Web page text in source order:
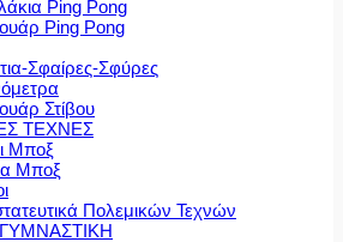
Ping Pong
Ping Pong
Σφαίρες-Σφύρες
Στίβου
ΤΕΧΝΕΣ
Μποξ
Μποξ
Πολεμικών Τεχνών